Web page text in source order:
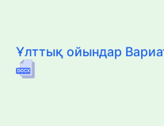
Ұлттық ойындар